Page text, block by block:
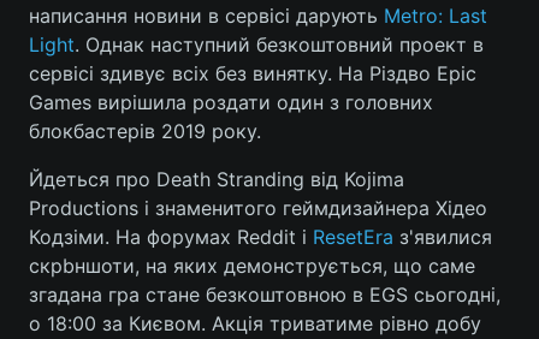
Україна Політика
Економіка Світ
Техно і зв'язок Лайт
Зброя Інциденти
Здоров'я Туризм
написання новини в сервісі дарують Metro: Last
Light. Однак наступний безкоштовний проект в
сервісі здивує всіх без винятку. На Різдво Epic
Games вирішила роздати один з головних
блокбастерів 2019 року.
Йдеться про Death Stranding від Kojima
Productions і знаменитого геймдизайнера Хідео
Кодзіми. На форумах Reddit і ResetEra з'явилися
скрbншоти, на яких демонструється, що саме
згадана гра стане безкоштовною в EGS сьогодні,
о 18:00 за Києвом. Акція триватиме рівно добу